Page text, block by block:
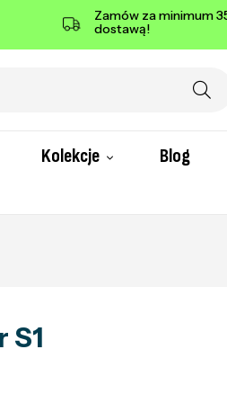
Zamów za minimum
dostawą!
Kolekcje Blog
S1